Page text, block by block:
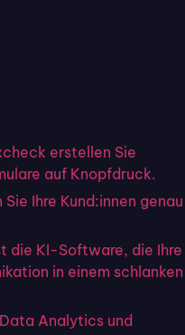
erstellen Sie
auf Knopfdruck.
Sie Ihre Kund:innen genau
die KI-Software, die Ihre
in einem schlanken
Analytics und
GmbH